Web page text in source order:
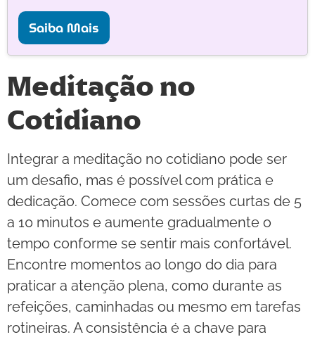
Saiba Mais
Meditação no
Cotidiano
Integrar a meditação no cotidiano pode ser
um desafio, mas é possível com prática e
dedicação. Comece com sessões curtas de 5
a 10 minutos e aumente gradualmente o
tempo conforme se sentir mais confortável.
Encontre momentos ao longo do dia para
praticar a atenção plena, como durante as
refeições, caminhadas ou mesmo em tarefas
rotineiras. A consistência é a chave para